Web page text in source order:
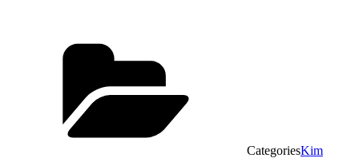
CategoriesKim